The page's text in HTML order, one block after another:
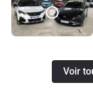
Voir